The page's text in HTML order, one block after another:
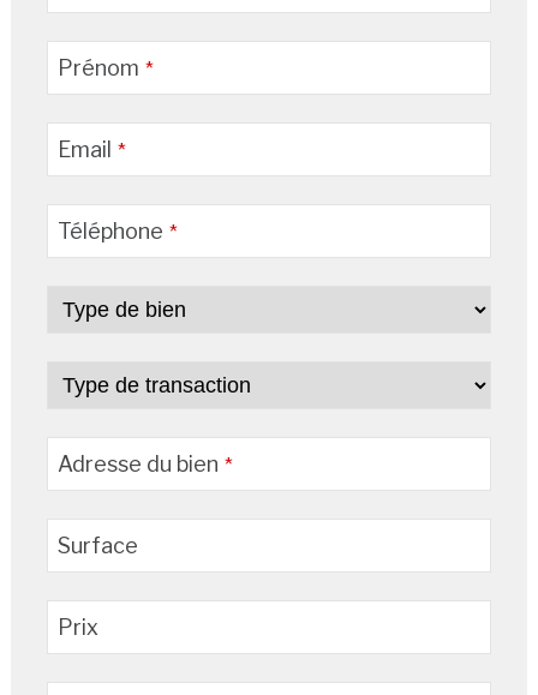
Prénom *
Email *
Téléphone *
Adresse du bien *
Surface
Prix